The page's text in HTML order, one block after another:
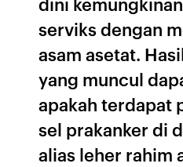
serviks dengan
asam asetat.
yang muncul
apakah terdapat
sel prakanker di
alias leher rahim